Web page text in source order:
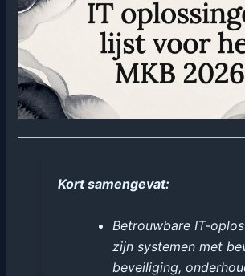
Kort samengevat:
Betrouwbare IT-
zijn systemen met
beveiliging,